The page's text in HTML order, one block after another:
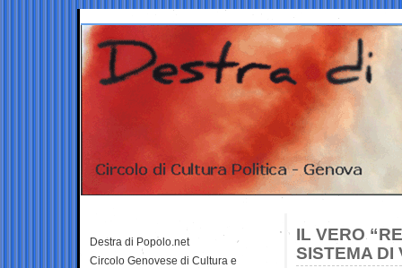
IL VERO
SISTEMA DI
Destra di Popolo.net
Circolo Genovese di Cultura e